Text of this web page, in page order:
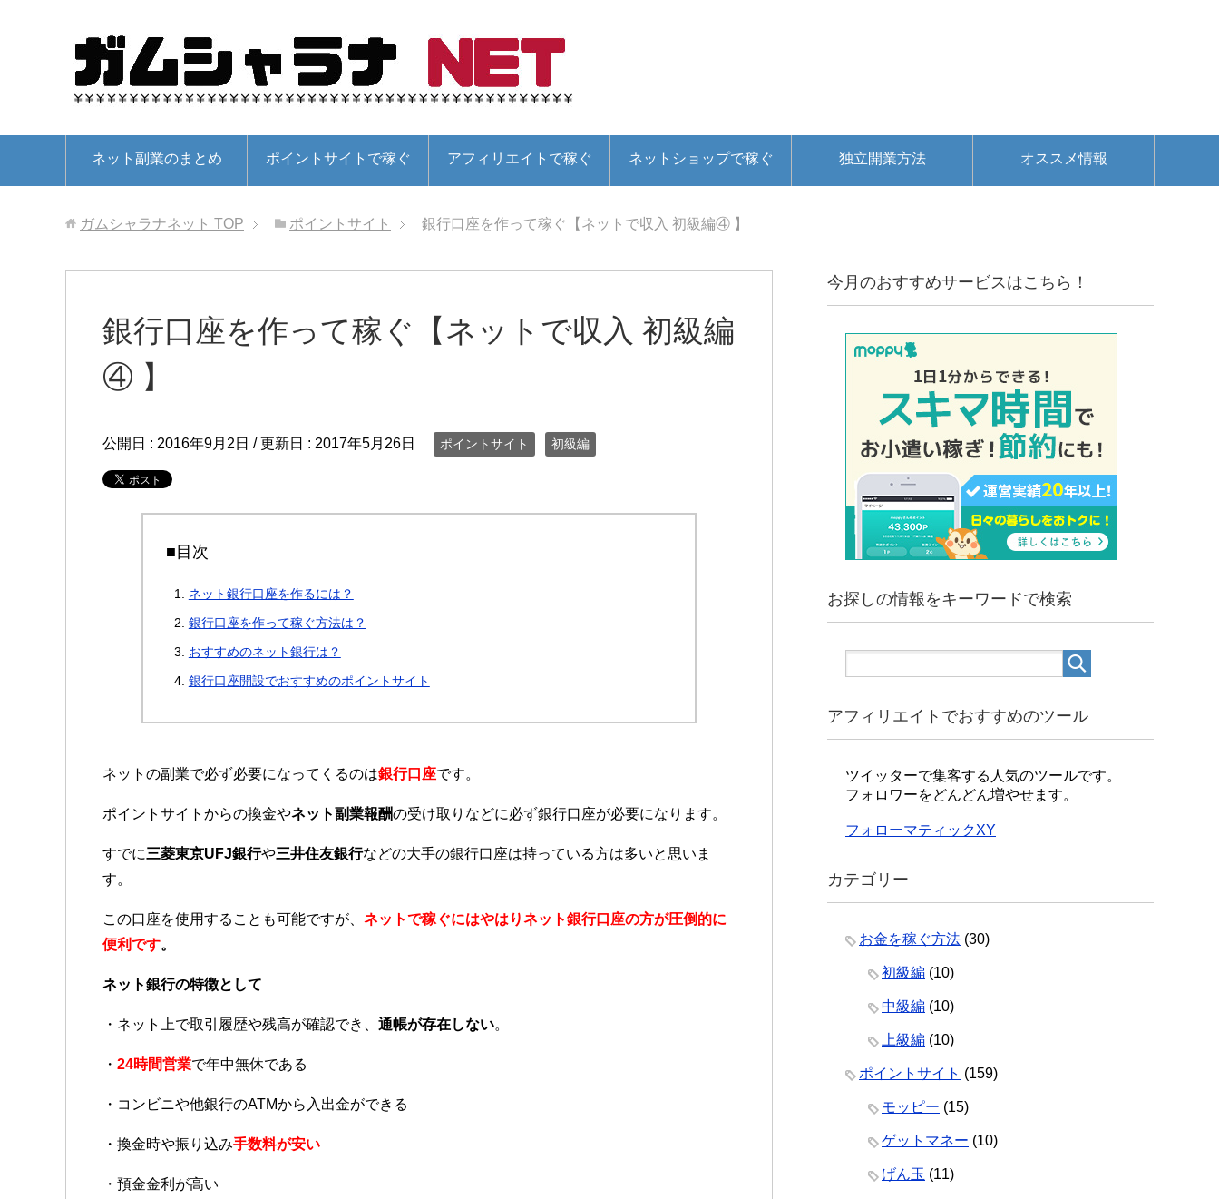
ネット副業のまとめ ポイントサイトで稼ぐ アフィリエイトで稼ぐ ネットショップで稼ぐ 独立開業方法 オススメ情報
ガムシャラナネット TOP ポイントサイト 銀行口座を作って稼ぐ【ネットで収入 初級編④ 】
銀行口座を作って稼ぐ【ネットで収入 初級編
④ 】
公開日 : 2016年9月2日 / 更新日 : 2017年5月26日 ポイントサイト 初級編
■目次
ネット銀行口座を作るには？
銀行口座を作って稼ぐ方法は？
おすすめのネット銀行は？
銀行口座開設でおすすめのポイントサイト
ネットの副業で必ず必要になってくるのは銀行口座です。
ポイントサイトからの換金やネット副業報酬の受け取りなどに必ず銀行口座が必要になります。
すでに三菱東京UFJ銀行や三井住友銀行などの大手の銀行口座は持っている方は多いと思いま
す。
この口座を使用することも可能ですが、 ネットで稼ぐにはやはりネット銀行口座の方が圧倒的に
便利です。
ネット銀行の特徴として
・ネット上で取引履歴や残高が確認でき、 通帳が存在しない。
・ 24時間営業で年中無休である
・コンビニや他銀行のATMから入出金ができる
・換金時や振り込み手数料が安い
・預金金利が高い
今月のおすすめサービスはこちら！
お探しの情報をキーワードで検索
アフィリエイトでおすすめのツール
ツイッターで集客する人気のツールです。
フォロワーをどんどん増やせます。
フォローマティックXY
カテゴリー
お金を稼ぐ方法 (30)
初級編 (10)
中級編 (10)
上級編 (10)
ポイントサイト (159)
モッピー (15)
ゲットマネー (10)
げん玉 (11)